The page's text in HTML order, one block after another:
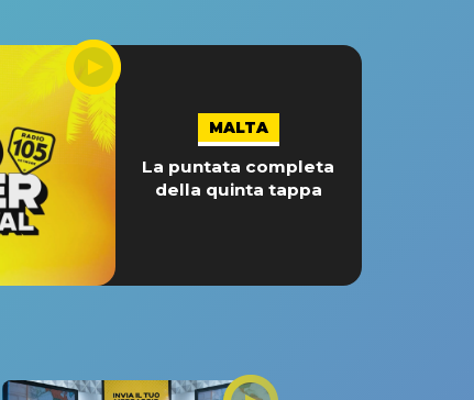
MALTA
La puntata completa
della quinta tappa